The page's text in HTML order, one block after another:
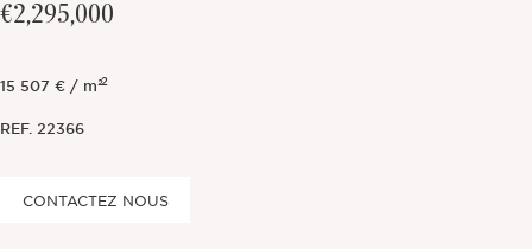
€2,295,000
15 507 € / m²2
REF. 22366
CONTACTEZ NOUS